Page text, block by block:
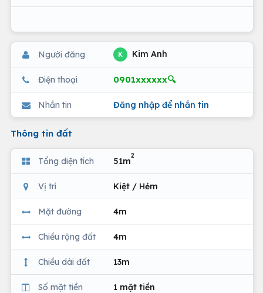
Người đăng K Kim Anh
Điện thoại 0901xxxxxx🔍
Nhắn tin Đăng nhập để nhắn tin
Thông tin đất
Tổng diện tích 51m
2
Vị trí Kiệt / Hẻm
Mặt đường 4m
Chiều rộng đất 4m
Chiều dài đất 13m
Số mặt tiền 1 mặt tiền